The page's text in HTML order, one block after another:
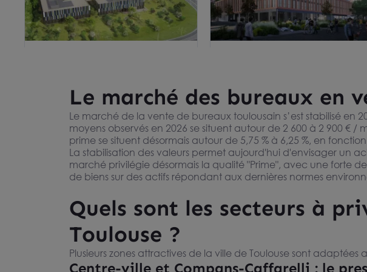
Prix sur demande
ÉCO-QUARTIER LA
CARTOUCHERIE
Prix sur demande
Bureaux à vendre à Blagnac
Visite vidéo Visite virtuelle
Bureaux à vendre à Toulouse
Le marché des bureaux en
Le marché de la vente de bureaux toulousain s’est stabilisé en
moyens observés en 2026 se situent autour de 2 600 à 2 900 € /
prime se situent désormais autour de 5,75 % à 6,25 %, en
La stabilisation des valeurs permet aujourd'hui d'envisager un
marché privilégie désormais la qualité "Prime", avec une forte
de biens sur des actifs répondant aux dernières normes
Quels sont les secteurs à
Toulouse ?
Plusieurs zones attractives de la ville de Toulouse sont
Centre-ville et Compans-Caffarelli : le